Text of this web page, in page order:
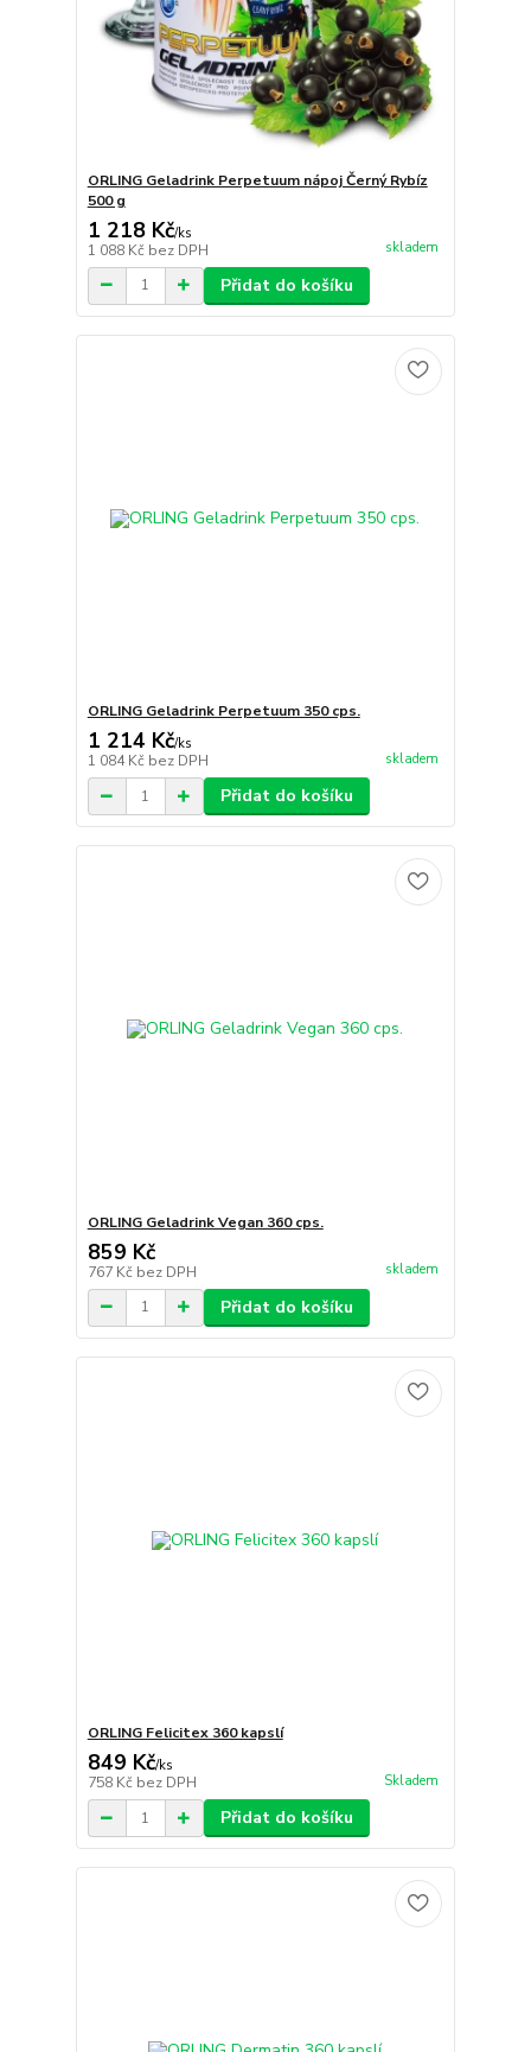
ORLING Geladrink Perpetuum nápoj Černý Rybíz
500 g
1 218 Kč/ks
1 088 Kč bez DPH skladem
Přidat do košíku
ORLING Geladrink Perpetuum 350 cps.
1 214 Kč/ks
1 084 Kč bez DPH skladem
Přidat do košíku
ORLING Geladrink Vegan 360 cps.
859 Kč
767 Kč bez DPH skladem
Přidat do košíku
ORLING Felicitex 360 kapslí
849 Kč/ks
758 Kč bez DPH Skladem
Přidat do košíku